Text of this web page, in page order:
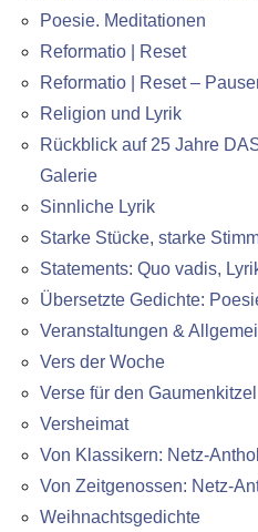
Poesie. Meditationen
Reformatio | Reset
Reformatio | Reset –
Religion und Lyrik
Rückblick auf 25 Jahre
Galerie
Sinnliche Lyrik
Starke Stücke, starke
Statements: Quo vadis,
Übersetzte Gedichte:
Veranstaltungen &
Vers der Woche
Verse für den Gaumenkitzel
Versheimat
Von Klassikern: Netz-
Von Zeitgenossen: Netz-
Weihnachtsgedichte